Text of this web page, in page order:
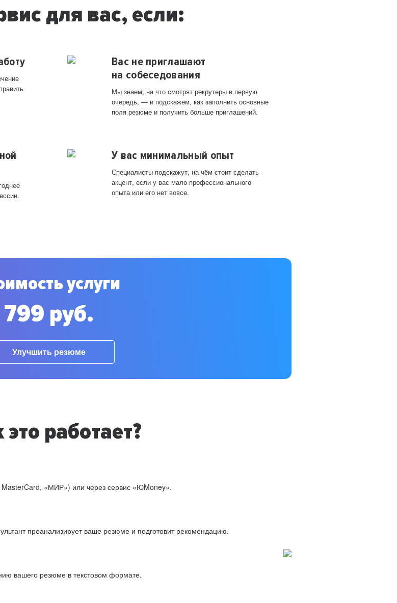
для вас, если:
Вас не приглашают
на собеседования
Мы знаем, на что смотрят рекрутеры в первую
очередь, — и подскажем, как заполнить основные
поля резюме и получить больше приглашений.
У вас минимальный опыт
Специалисты подскажут, на чём стоит сделать
акцент, если у вас мало профессионального
опыта или его нет вовсе.
услуги
799 руб.
Улучшить резюме
это работает?
MasterCard, «МИР») или через сервис «ЮMoney».
проанализирует ваше резюме и подготовит рекомендацию.
вашего резюме в текстовом формате.